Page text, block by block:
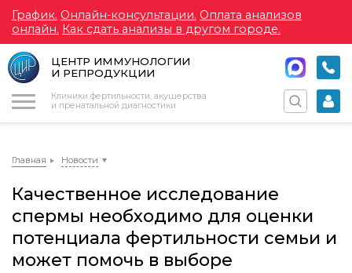
График. Онлайн-консультации. Оплата анализов
онлайн. Как сдать анализы в другом городе.
ЦЕНТР ИММУНОЛОГИИ
И РЕПРОДУКЦИИ
Клиники фертильности, акушерства
и пренатальной диагностики
Главная Новости
Качественное исследование
спермы необходимо для оценки
потенциала фертильности семьи и
может помочь в выборе